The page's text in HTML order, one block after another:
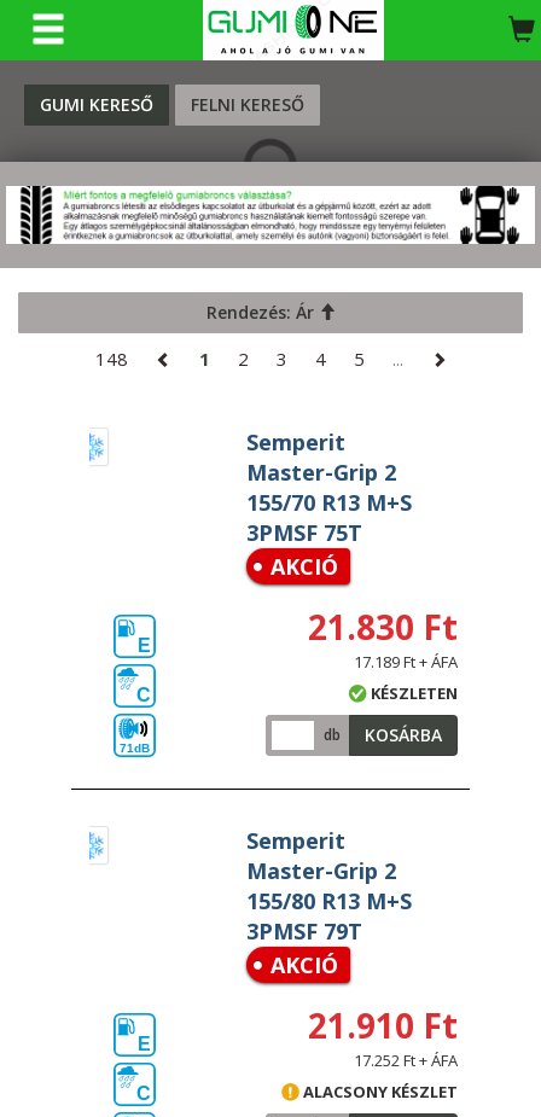
GUMI KERESŐ FELNI KERESŐ
KERESÉS
Rendezés: Ár
148 1 2 3 4 5 ...
Semperit
Master-Grip 2
155/70 R13 M+S
3PMSF 75T
AKCIÓ
E
C
71dB
21.830 Ft
17.189 Ft + ÁFA
KÉSZLETEN
db KOSÁRBA
Semperit
Master-Grip 2
155/80 R13 M+S
3PMSF 79T
AKCIÓ
E
C
21.910 Ft
17.252 Ft + ÁFA
ALACSONY KÉSZLET